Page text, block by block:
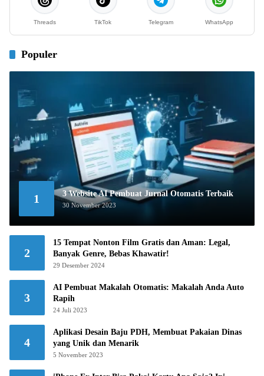
Threads TikTok Telegram WhatsApp
Populer
1 3 Website AI Pembuat Jurnal Otomatis Terbaik
30 November 2023
2
15 Tempat Nonton Film Gratis dan Aman: Legal,
Banyak Genre, Bebas Khawatir!
29 Desember 2024
3
AI Pembuat Makalah Otomatis: Makalah Anda Auto
Rapih
24 Juli 2023
4
Aplikasi Desain Baju PDH, Membuat Pakaian Dinas
yang Unik dan Menarik
5 November 2023